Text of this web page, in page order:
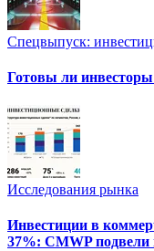
Спецвыпуск:
Готовы ли
Исследования рынка
Инвестиции в
37%: CMWP подвели